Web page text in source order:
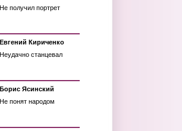
Не получил портрет
Евгений Кириченко
Неудачно станцевал
Борис Ясинский
Не понят народом